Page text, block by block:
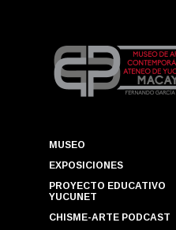
MUSEO
EXPOSICIONES
PROYECTO EDUCATIVO
YUCUNET
CHISME-ARTE PODCAST